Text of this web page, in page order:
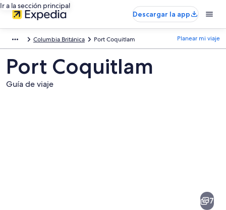
Ir a la sección principal
Descargar la app
Columbia Británica Port Coquitlam Planear mi viaje
Port Coquitlam
Guía de viaje
7